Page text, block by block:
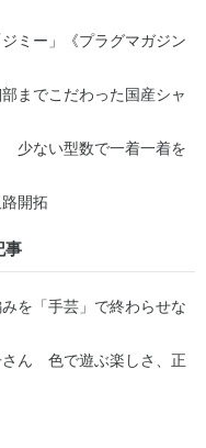
ミー」《プラグマガジン
までこだわった国産シャ
少ない型数で一着一着を
開拓
事
を「手芸」で終わらせな
ん 色で遊ぶ楽しさ、正